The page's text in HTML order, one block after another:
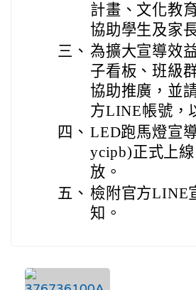
計畫、文化教
協助學生及家
三、 為擴大宣導效
子看板、班級
協助推廣，並
方LINE帳號，
四、 LED跑馬燈宣
ycipb)正式上
放。
五、 檢附官方LINE
知。